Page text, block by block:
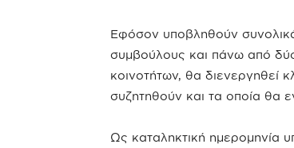
Εφόσον υποβληθούν
συμβούλους και πάνω από
κοινοτήτων, θα διενεργηθεί
συζητηθούν και τα οποία θα
Ως καταληκτική ημερομηνία